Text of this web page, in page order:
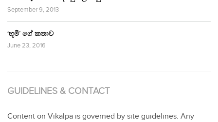
September 9, 2013
‘භූමි’ ගේ කතාව
June 23, 2016
GUIDELINES & CONTACT
Content on Vikalpa is governed by site guidelines. Any